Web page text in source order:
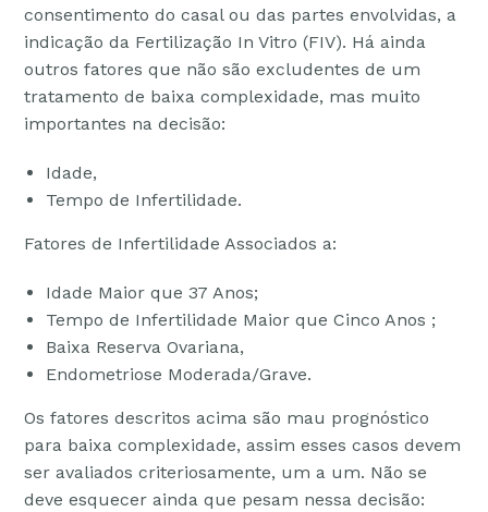
consentimento do casal ou das partes envolvidas, a
indicação da Fertilização In Vitro (FIV). Há ainda
outros fatores que não são excludentes de um
tratamento de baixa complexidade, mas muito
importantes na decisão:
Idade,
Tempo de Infertilidade.
Fatores de Infertilidade Associados a:
Idade Maior que 37 Anos;
Tempo de Infertilidade Maior que Cinco Anos ;
Baixa Reserva Ovariana,
Endometriose Moderada/Grave.
Os fatores descritos acima são mau prognóstico
para baixa complexidade, assim esses casos devem
ser avaliados criteriosamente, um a um. Não se
deve esquecer ainda que pesam nessa decisão: